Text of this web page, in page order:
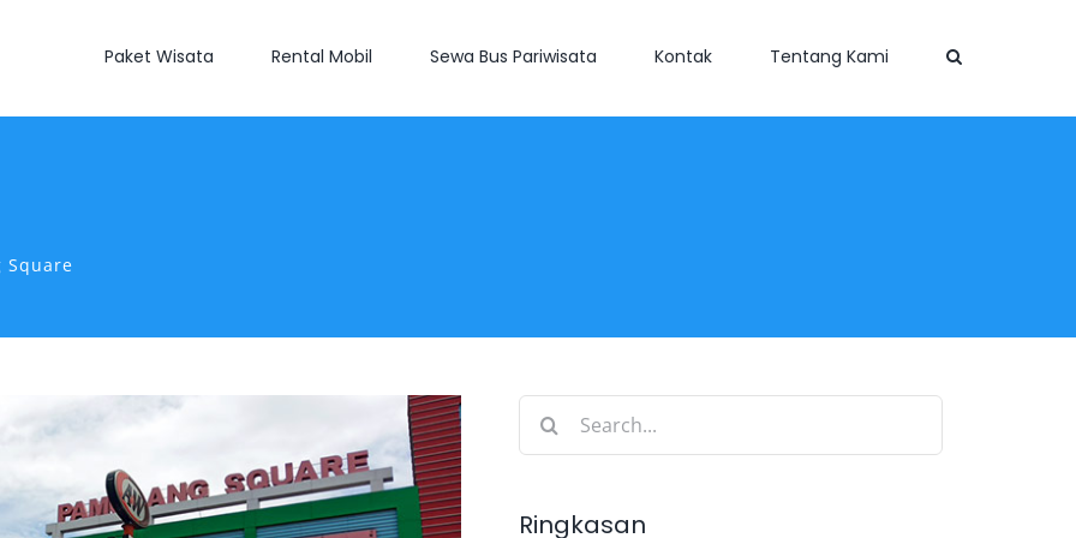
Paket Wisata Rental Mobil Sewa Bus Pariwisata Kontak Tentang Kami
Square
Search
Ringkasan